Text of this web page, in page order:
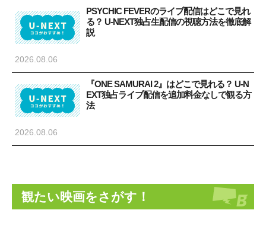
PSYCHIC FEVERのライブ配信はどこで見れ
る？ U-NEXT独占生配信の視聴方法を徹底解
説
2026.08.06
『ONE SAMURAI 2』はどこで見れる？ U-N
EXT独占ライブ配信を追加料金なしで観る方
法
2026.08.06
観たい映画をさがす！